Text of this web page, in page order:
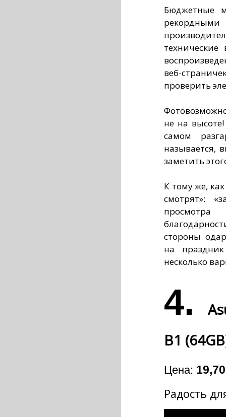
Бюджетные
веб-
проверить
не на
самом
называется,
заметить
К тому же,
смотрят»:
стороны
на
несколько
4.
B1
Цена:
Радость